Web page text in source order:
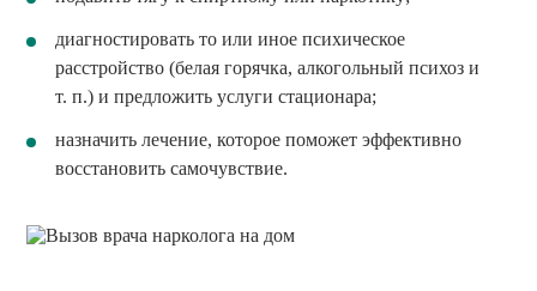
диагностировать то или иное психическое
расстройство (белая горячка, алкогольный психоз и
т. п.) и предложить услуги стационара;
назначить лечение, которое поможет эффективно
восстановить самочувствие.